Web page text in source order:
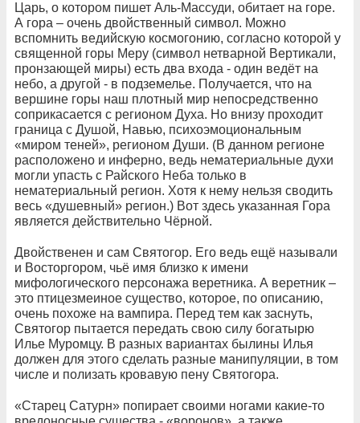
Царь, о котором пишет Аль-Массуди, обитает на горе.
А гора – очень двойственный символ. Можно
вспомнить ведийскую космогонию, согласно которой у
священной горы Меру (символ нетварной Вертикали,
пронзающей миры) есть два входа - один ведёт на
небо, а другой - в подземелье. Получается, что на
вершине горы наш плотный мир непосредственно
соприкасается с регионом Духа. Но внизу проходит
граница с Душой, Навью, психоэмоциональным
«миром теней», регионом Души. (В данном регионе
расположено и инферно, ведь нематериальные духи
могли упасть с Райского Неба только в
нематериальный регион. Хотя к нему нельзя сводить
весь «душевный» регион.) Вот здесь указанная Гора
является действительно Чёрной.
Двойственен и сам Святогор. Его ведь ещё называли
и Восторгором, чьё имя близко к имени
мифологического персонажа веретника. А веретник –
это птицезмеиное существо, которое, по описанию,
очень похоже на вампира. Перед тем как заснуть,
Святогор пытается передать свою силу богатырю
Илье Муромцу. В разных вариантах былины Илья
должен для этого сделать разные манипуляции, в том
числе и полизать кровавую пену Святогора.
«Старец Сатурн» попирает своими ногами какие-то